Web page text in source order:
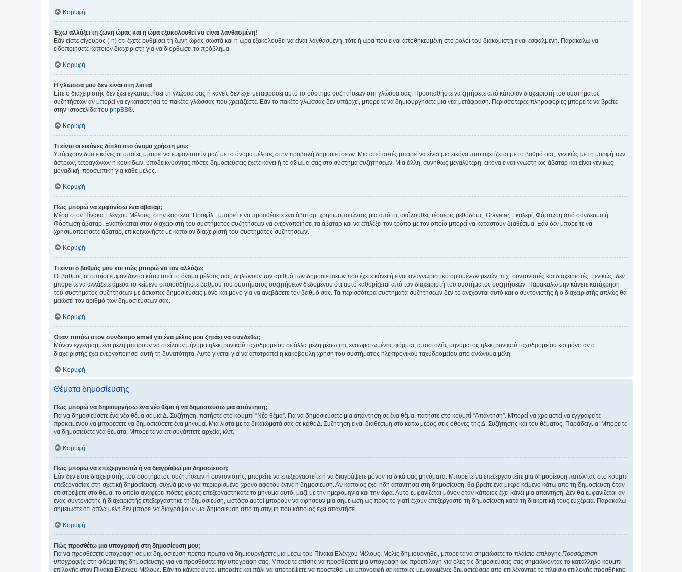
Κορυφή
Έχω αλλάξει τη ζώνη ώρας και η ώρα εξακολουθεί να είναι λανθασμένη!
Εάν είστε σίγουρος (-η) ότι έχετε ρυθμίσει τη ζώνη ώρας σωστά και η ώρα εξακολουθεί να είναι λανθασμένη, τότε ή ώρα που είναι αποθηκευμένη στο ρολόι του διακομιστή είναι εσφαλμένη. Παρακαλώ να
ειδοποιήσετε κάποιον διαχειριστή για να διορθώσει το πρόβλημα.
Κορυφή
Η γλώσσα μου δεν είναι στη λίστα!
Είτε ο διαχειριστής δεν έχει εγκαταστήσει τη γλώσσα σας ή κανείς δεν έχει μεταφράσει αυτό το σύστημα συζητήσεων στη γλώσσα σας. Προσπαθήστε να ζητήσετε από κάποιον διαχειριστή του συστήματος
συζητήσεων αν μπορεί να εγκαταστήσει το πακέτο γλώσσας που χρειάζεστε. Εάν το πακέτο γλώσσας δεν υπάρχει, μπορείτε να δημιουργήσετε μια νέα μετάφραση. Περισσότερες πληροφορίες μπορείτε να βρείτε
στην ιστοσελίδα του phpBB®.
Κορυφή
Τι είναι οι εικόνες δίπλα στο όνομα χρήστη μου;
Υπάρχουν δύο εικόνες οι οποίες μπορεί να εμφανιστούν μαζί με το όνομα μέλους στην προβολή δημοσιεύσεων. Μια από αυτές μπορεί να είναι μια εικόνα που σχετίζεται με το βαθμό σας, γενικώς με τη μορφή των
άστρων, τετραγώνων ή κουκίδων, υποδεικνύοντας πόσες δημοσιεύσεις έχετε κάνει ή το αξίωμα σας στο σύστημα συζητήσεων. Μια άλλη, συνήθως μεγαλύτερη, εικόνα είναι γνωστή ως άβαταρ και είναι γενικώς
μοναδική, προσωπική για κάθε μέλος.
Κορυφή
Πώς μπορώ να εμφανίσω ένα άβαταρ;
Μέσα στον Πίνακα Ελέγχου Μέλους, στην καρτέλα “Προφίλ”, μπορείτε να προσθέσετε ένα άβαταρ, χρησιμοποιώντας μια από τις ακόλουθες τέσσερις μεθόδους: Gravatar, Γκαλερί, Φόρτωση από σύνδεσμο ή
Φόρτωση άβαταρ. Εναπόκειται στον διαχειριστή του συστήματος συζητήσεων να ενεργοποιήσει τα άβαταρ και να επιλέξει τον τρόπο με τον οποίο μπορεί να καταστούν διαθέσιμα. Εάν δεν μπορείτε να
χρησιμοποιήσετε άβαταρ, επικοινωνήστε με κάποιον διαχειριστή του συστήματος συζητήσεων.
Κορυφή
Τι είναι ο βαθμός μου και πώς μπορώ να τον αλλάξω;
Οι βαθμοί, οι οποίοι εμφανίζονται κάτω από το όνομα μέλους σας, δηλώνουν τον αριθμό των δημοσιεύσεων που έχετε κάνει ή είναι αναγνωριστικό ορισμένων μελών, π.χ. συντονιστές και διαχειριστές. Γενικώς, δεν
μπορείτε να αλλάξετε άμεσα το κείμενο οποιουδήποτε βαθμού του συστήματος συζητήσεων δεδομένου ότι αυτό καθορίζεται από τον διαχειριστή του συστήματος συζητήσεων. Παρακαλώ μην κάνετε κατάχρηση
του συστήματος συζητήσεων με άσκοπες δημοσιεύσεις μόνο και μόνο για να ανεβάσετε τον βαθμό σας. Τα περισσότερα συστήματα συζητήσεων δεν το ανέχονται αυτό και ο συντονιστής ή ο διαχειριστής απλώς θα
μειώσει τον αριθμό των δημοσιεύσεων σας.
Κορυφή
Όταν πατάω στον σύνδεσμο email για ένα μέλος μου ζητάει να συνδεθώ;
Μόνον εγγεγραμμένα μέλη μπορούν να στείλουν μήνυμα ηλεκτρονικού ταχυδρομείου σε άλλα μέλη μέσω της ενσωματωμένης φόρμας αποστολής μηνύματος ηλεκτρονικού ταχυδρομείου και μόνο αν ο
διαχειριστής έχει ενεργοποιήσει αυτή τη δυνατότητα. Αυτό γίνεται για να αποτραπεί η κακόβουλη χρήση του συστήματος ηλεκτρονικού ταχυδρομείου από ανώνυμα μέλη.
Κορυφή
Θέματα δημοσίευσης
Πώς μπορώ να δημιουργήσω ένα νέο θέμα ή να δημοσιεύσω μια απάντηση;
Για να δημοσιεύσετε ένα νέο θέμα σε μια Δ. Συζήτηση, πατήστε στο κουμπί “Νέο θέμα”. Για να δημοσιεύσετε μια απάντηση σε ένα θέμα, πατήστε στο κουμπί “Απάντηση”. Μπορεί να χρειαστεί να εγγραφείτε
προκειμένου να μπορέσετε να δημοσιεύσετε ένα μήνυμα. Μια λίστα με τα δικαιώματά σας σε κάθε Δ. Συζήτηση είναι διαθέσιμη στο κάτω μέρος στις οθόνες της Δ. Συζήτησης και του θέματος. Παράδειγμα: Μπορείτε
να δημοσιεύετε νέα θέματα, Μπορείτε να επισυνάπτετε αρχεία, κλπ.
Κορυφή
Πώς μπορώ να επεξεργαστώ ή να διαγράψω μια δημοσίευση;
Εάν δεν είστε διαχειριστής του συστήματος συζητήσεων ή συντονιστής, μπορείτε να επεξεργαστείτε ή να διαγράψετε μόνον τα δικά σας μηνύματα. Μπορείτε να επεξεργαστείτε μια δημοσίευση πατώντας στο κουμπί
επεξεργασίας στη σχετική δημοσίευση, συχνά μόνο για περιορισμένο χρόνο αφότου έγινε η δημοσίευση. Αν κάποιος έχει ήδη απαντήσει στη δημοσίευση, θα βρείτε ένα μικρό κείμενο κάτω από τη δημοσίευση όταν
επιστρέψετε στο θέμα, το οποίο αναφέρει πόσες φορές επεξεργαστήκατε το μήνυμα αυτό, μαζί με την ημερομηνία και την ώρα. Αυτό εμφανίζεται μόνον όταν κάποιος έχει κάνει μια απάντηση. Δεν θα εμφανίζεται αν
ένας συντονιστής ή διαχειριστής επεξεργάστηκε τη δημοσίευση, ωστόσο αυτοί μπορούν να αφήσουν μια σημείωση ως προς το γιατί έχουν επεξεργαστεί τη δημοσίευση κατά τη διακριτική τους ευχέρεια. Παρακαλώ
σημειώστε ότι απλά μέλη δεν μπορεί να διαγράψουν μια δημοσίευση από τη στιγμή που κάποιος έχει απαντήσει.
Κορυφή
Πώς προσθέτω μια υπογραφή στη δημοσίευση μου;
Για να προσθέσετε υπογραφή σε μια δημοσίευση πρέπει πρώτα να δημιουργήσετε μια μέσω του Πίνακα Ελέγχου Μέλους. Μόλις δημιουργηθεί, μπορείτε να σημειώσετε το πλαίσιο επιλογής Προσάρτηση
υπογραφής στη φόρμα της δημοσίευσης για να προσθέσετε την υπογραφή σας. Μπορείτε επίσης να προσθέσετε μια υπογραφή ως προεπιλογή για όλες τις δημοσιεύσεις σας σημειώνοντας το κατάλληλο κουμπί
επιλογής στον Πίνακα Ελέγχου Μέλους. Εάν το κάνετε αυτό, μπορείτε και πάλι να αποτρέψετε να προστεθεί μια υπογραφή σε κάποιες μεμονωμένες δημοσιεύσεις από-επιλέγοντας το πλαίσιο επιλογής προσθήκης